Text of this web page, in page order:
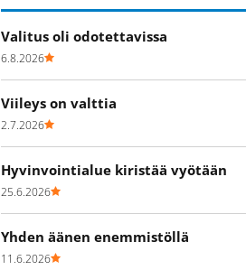
Valitus oli odotettavissa
6.8.2026
Viileys on valttia
2.7.2026
Hyvinvointialue kiristää vyötään
25.6.2026
Yhden äänen enemmistöllä
11.6.2026